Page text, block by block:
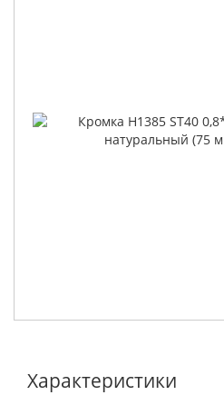
Характеристики